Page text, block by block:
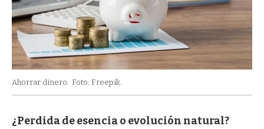
Ahorrar dinero. Foto: Freepik.
¿Perdida de esencia o evolución natural?